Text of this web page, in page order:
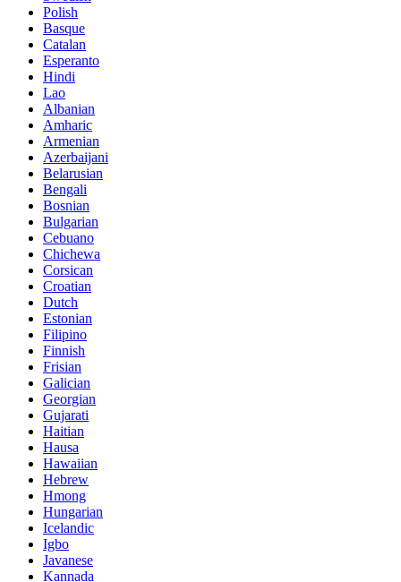
Polish
Basque
Catalan
Esperanto
Hindi
Lao
Albanian
Amharic
Armenian
Azerbaijani
Belarusian
Bengali
Bosnian
Bulgarian
Cebuano
Chichewa
Corsican
Croatian
Dutch
Estonian
Filipino
Finnish
Frisian
Galician
Georgian
Gujarati
Haitian
Hausa
Hawaiian
Hebrew
Hmong
Hungarian
Icelandic
Igbo
Javanese
Kannada